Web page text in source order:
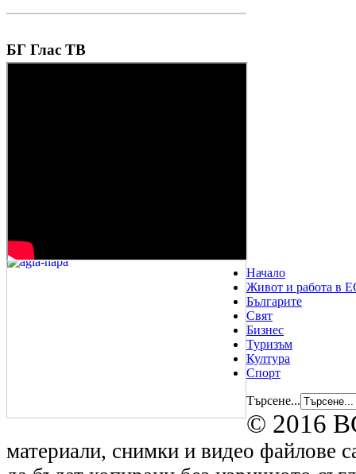
БГ Глас ТВ
Начало
Живот и работа в
Българите
Свят
Бизнес
Туризъм
Култура
Спорт
Търсене...
© 2016
материали, снимки и видео файлове